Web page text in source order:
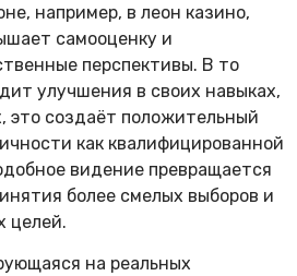
например, в леон казино,
самооценку и
перспективы. В то
улучшения в своих навыках,
это создаёт положительный
как квалифицированной
видение превращается
более смелых выборов и
целей.
на реальных